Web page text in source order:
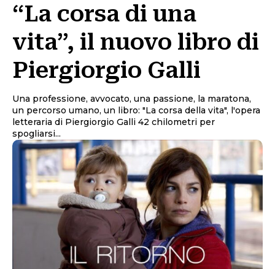
“La corsa di una
vita”, il nuovo libro di
Piergiorgio Galli
Una professione, avvocato, una passione, la maratona,
un percorso umano, un libro: "La corsa della vita", l'opera
letteraria di Piergiorgio Galli 42 chilometri per
spogliarsi...